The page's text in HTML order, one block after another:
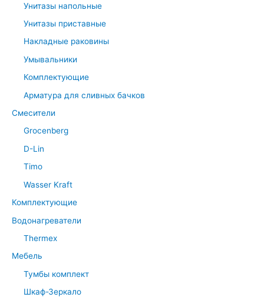
Унитазы напольные
Унитазы приставные
Накладные раковины
Умывальники
Комплектующие
Арматура для сливных бачков
Смесители
Grocenberg
D-Lin
Timo
Wasser Kraft
Комплектующие
Водонагреватели
Thermex
Мебель
Тумбы комплект
Шкаф-Зеркало